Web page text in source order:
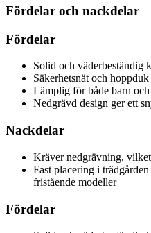
Fördelar och nackdelar
Fördelar
Solid och väderbeständig
Säkerhetsnät och
Lämplig för både barn
Nedgrävd design ger ett
Nackdelar
Kräver nedgrävning,
Fast placering i
fristående modeller
Fördelar